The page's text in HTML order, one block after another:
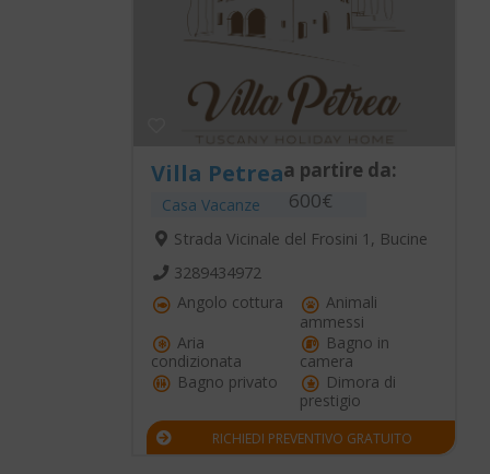
Villa Petrea
Casa Vacanze
a partire da:
600€
Strada Vicinale del Frosini 1, Bucine
3289434972
Angolo cottura
Animali
ammessi
Aria
condizionata
Bagno in
camera
Bagno privato
Dimora di
prestigio
RICHIEDI PREVENTIVO GRATUITO